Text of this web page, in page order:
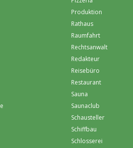
Produktion
Rathaus
Raumfahrt
Rechtsanwalt
Redakteur
Reisebüro
Restaurant
Sauna
Saunaclub
Schausteller
Schiffbau
Schlosserei